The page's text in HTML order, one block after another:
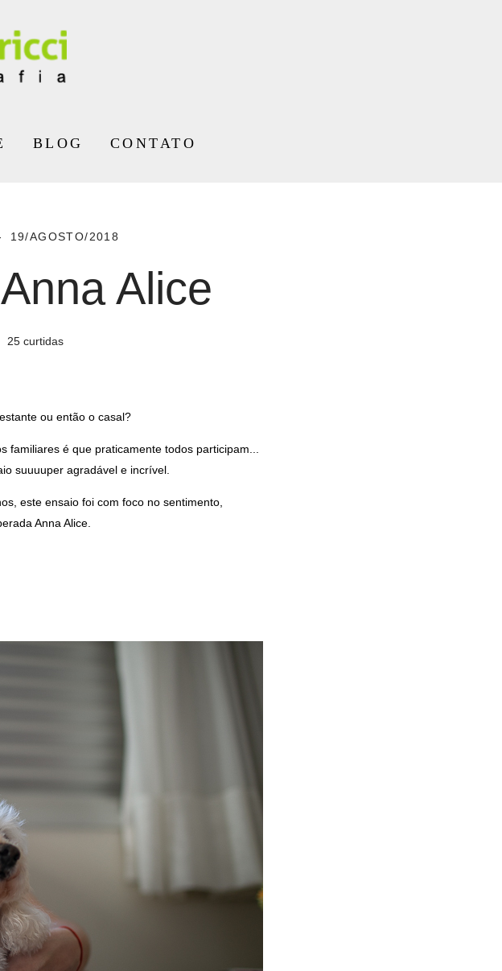
BLOG CONTATO
19/AGOSTO/2018
Alice
25curtidas
ou então o casal?
familiares é que praticamente todos participam...
suuuuper agradável e incrível.
este ensaio foi com foco no sentimento,
Anna Alice.